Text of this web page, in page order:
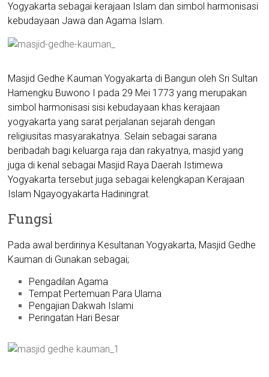
Yogyakarta sebagai kerajaan Islam dan simbol harmonisasi
kebudayaan Jawa dan Agama Islam.
Masjid Gedhe Kauman Yogyakarta di Bangun oleh Sri Sultan
Hamengku Buwono I pada 29 Mei 1773 yang merupakan
simbol harmonisasi sisi kebudayaan khas kerajaan
yogyakarta yang sarat perjalanan sejarah dengan
religiusitas masyarakatnya. Selain sebagai sarana
beribadah bagi keluarga raja dan rakyatnya, masjid yang
juga di kenal sebagai Masjid Raya Daerah Istimewa
Yogyakarta tersebut juga sebagai kelengkapan Kerajaan
Islam Ngayogyakarta Hadiningrat.
Fungsi
Pada awal berdirinya Kesultanan Yogyakarta, Masjid Gedhe
Kauman di Gunakan sebagai;
Pengadilan Agama
Tempat Pertemuan Para Ulama
Pengajian Dakwah Islami
Peringatan Hari Besar